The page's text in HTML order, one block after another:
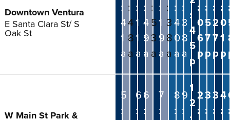
Downtown Ventura
E Santa Clara St/ S
Oak St
:
4
1
a
:
4
8
a
:
1
1
a
:
4
9
a
:
5
3
a
:
1
9
a
:
3
8
a
:
4
0
a
:
3
8
a
:
4
5
p
:
0
6
p
:
5
7
p
:
2
7
p
:
0
1
p
:
W Main St Park &
5
:
6
:
6
:
7
:
8
:
9
:
1
2
2
:
3
:
3
:
4
: :